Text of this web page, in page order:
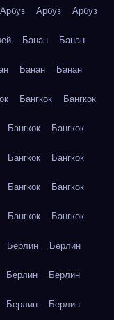
Арбуз Арбуз Арбуз
Банан Банан
Банан Банан
Бангкок Бангкок
Бангкок Бангкок
Бангкок Бангкок
Бангкок Бангкок
Бангкок Бангкок
Берлин Берлин
Берлин Берлин
Берлин Берлин